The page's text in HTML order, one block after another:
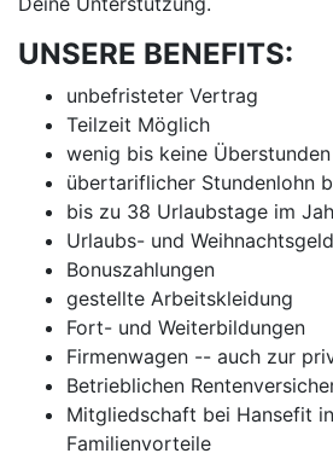
UNSERE BENEFITS:
unbefristeter Vertrag
Teilzeit Möglich
wenig bis keine Überstunden
übertariflicher Stundenlohn
bis zu 38 Urlaubstage im
Urlaubs- und Weihnachtsgeld
Bonuszahlungen
gestellte Arbeitskleidung
Fort- und Weiterbildungen
Firmenwagen -- auch zur
Betrieblichen
Mitgliedschaft bei Hansefit
Familienvorteile